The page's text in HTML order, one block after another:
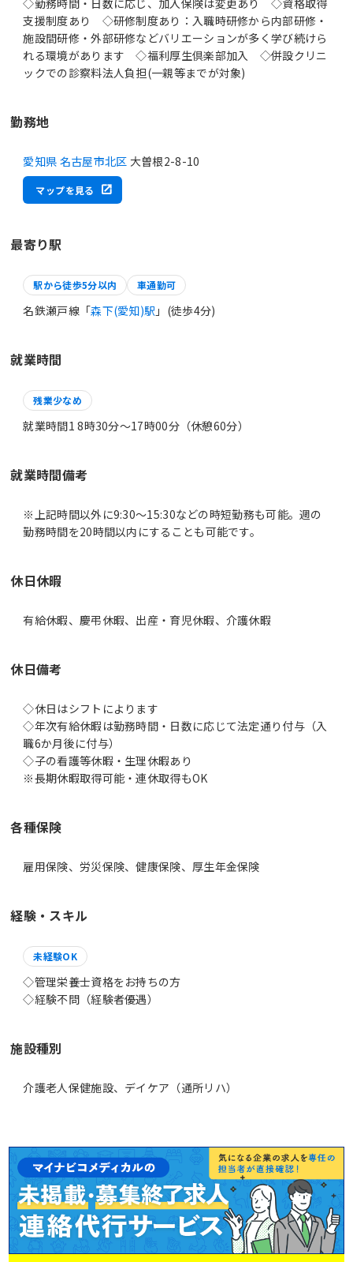
支援制度あり ◇研修制度あり：入職時研修から内部研修・
施設間研修・外部研修などバリエーションが多く学び続けら
れる環境があります ◇福利厚生倶楽部加入 ◇併設クリニ
ックでの診察料法人負担(一親等までが対象)
勤務地
愛知県 名古屋市北区 大曽根2-8-10
マップを見る
最寄り駅
駅から徒歩5分以内 車通勤可
名鉄瀬戸線「森下(愛知)駅 」(徒歩4分)
就業時間
残業少なめ
就業時間1 8時30分〜17時00分（休憩60分）
就業時間備考
※上記時間以外に9:30～15:30などの時短勤務も可能。週の
休日休暇
有給休暇、慶弔休暇、出産・育児休暇、介護休暇
休日備考
◇休日はシフトによります
◇年次有給休暇は勤務時間・日数に応じて法定通り付与（入
職6か月後に付与）
◇子の看護等休暇・生理休暇あり
※長期休暇取得可能・連休取得もOK
各種保険
雇用保険、労災保険、健康保険、厚生年金保険
経験・スキル
未経験OK
◇管理栄養士資格をお持ちの方
◇経験不問（経験者優遇）
施設種別
介護老人保健施設、デイケア（通所リハ）